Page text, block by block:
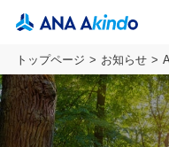
トップページ お知らせ